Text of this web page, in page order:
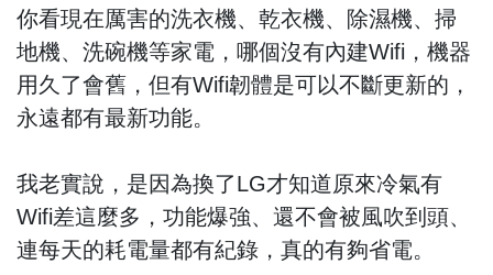
你看現在厲害的洗衣機、乾衣機、除濕機、掃
地機、洗碗機等家電，哪個沒有內建Wifi，機器
用久了會舊，但有Wifi韌體是可以不斷更新的，
永遠都有最新功能。
我老實說，是因為換了LG才知道原來冷氣有
Wifi差這麼多，功能爆強、還不會被風吹到頭、
連每天的耗電量都有紀錄，真的有夠省電。